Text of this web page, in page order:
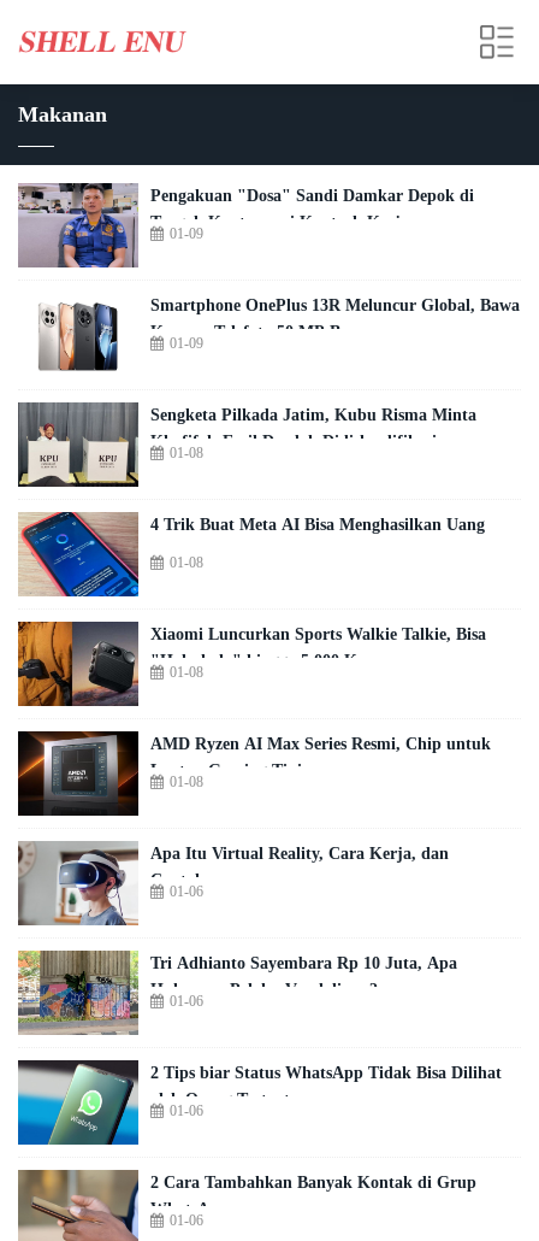
Makanan
Pengakuan "Dosa" Sandi Damkar Depok di
Tengah Kontroversi Kontrak Kerjanya
01-09
Smartphone OnePlus 13R Meluncur Global, Bawa
Kamera Telefoto 50 MP Baru
01-09
Sengketa Pilkada Jatim, Kubu Risma Minta
Khofifah-Emil Dardak Didiskualifikasi
01-08
4 Trik Buat Meta AI Bisa Menghasilkan Uang
01-08
Xiaomi Luncurkan Sports Walkie Talkie, Bisa
"Halo-halo" hingga 5.000 Km
01-08
AMD Ryzen AI Max Series Resmi, Chip untuk
Laptop Gaming Tipis
01-08
Apa Itu Virtual Reality, Cara Kerja, dan
Contohnya
01-06
Tri Adhianto Sayembara Rp 10 Juta, Apa
Hukuman Pelaku Vandalisme?
01-06
2 Tips biar Status WhatsApp Tidak Bisa Dilihat
oleh Orang Tertentu
01-06
2 Cara Tambahkan Banyak Kontak di Grup
WhatsApp
01-06